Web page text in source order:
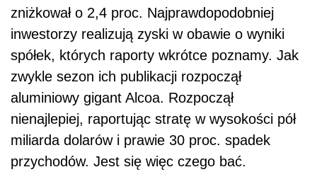
zniżkował o 2,4 proc. Najprawdopodobniej
inwestorzy realizują zyski w obawie o wyniki
spółek, których raporty wkrótce poznamy. Jak
zwykle sezon ich publikacji rozpoczął
aluminiowy gigant Alcoa. Rozpoczął
nienajlepiej, raportując stratę w wysokości pół
miliarda dolarów i prawie 30 proc. spadek
przychodów. Jest się więc czego bać.